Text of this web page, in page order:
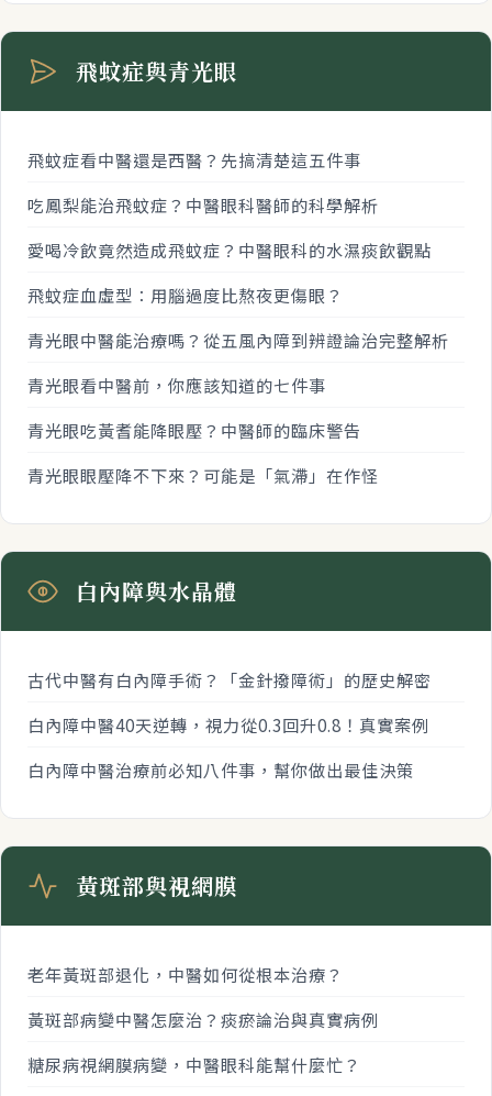
飛蚊症與青光眼
飛蚊症看中醫還是西醫？先搞清楚這五件事
吃鳳梨能治飛蚊症？中醫眼科醫師的科學解析
愛喝冷飲竟然造成飛蚊症？中醫眼科的水濕痰飲觀點
飛蚊症血虛型：用腦過度比熬夜更傷眼？
青光眼中醫能治療嗎？從五風內障到辨證論治完整解析
青光眼看中醫前，你應該知道的七件事
青光眼吃黃耆能降眼壓？中醫師的臨床警告
青光眼眼壓降不下來？可能是「氣滯」在作怪
白內障與水晶體
古代中醫有白內障手術？「金針撥障術」的歷史解密
白內障中醫40天逆轉，視力從0.3回升0.8！真實案例
白內障中醫治療前必知八件事，幫你做出最佳決策
黃斑部與視網膜
老年黃斑部退化，中醫如何從根本治療？
黃斑部病變中醫怎麼治？痰瘀論治與真實病例
糖尿病視網膜病變，中醫眼科能幫什麼忙？